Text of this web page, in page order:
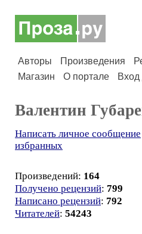
Авторы Произведения
Магазин
О портале Вход
Валентин
Написать личное сообщение
избранных
Произведений: 164
Получено рецензий: 799
Написано рецензий: 792
Читателей: 54243